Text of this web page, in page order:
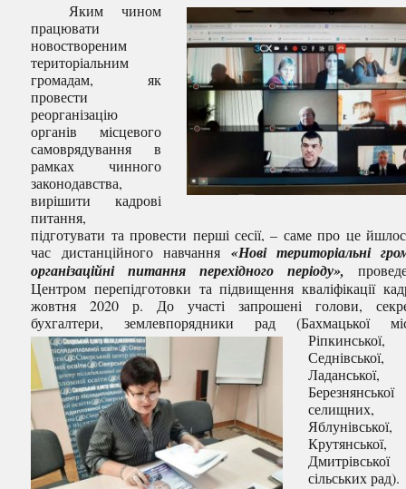
Яким чином
працювати
новоствореним
територіальним
громадам, як
провести
реорганізацію
органів місцевого
самоврядування в
рамках чинного
законодавства,
вирішити кадрові
питання,
підготувати та провести перші сесії, – саме про це
час дистанційного навчання «Нові територіальні
організаційні питання перехідного періоду»,
Центром перепідготовки та підвищення кваліфікації
жовтня 2020 р. До участі запрошені голови,
бухгалтери, землевпорядники рад(Бахмацької
Ріпкинської,
Седнівської,
Ладанської,
Березнянської
селищних,
Яблунівської,
Крутянської,
Дмитрівської
сільських рад).